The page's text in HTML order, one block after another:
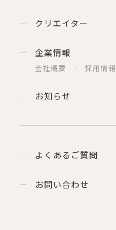
クリエイター
企業情報
会社概要 採用情報
お知らせ
よくあるご質問
お問い合わせ